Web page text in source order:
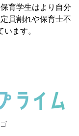
育学生はより自分
員割れや保育士不
ます。